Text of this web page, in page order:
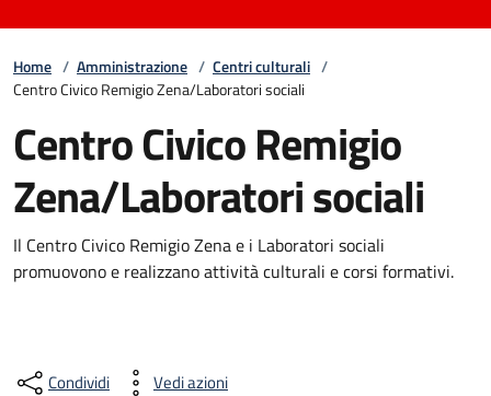
Home / Amministrazione / Centri culturali /
Centro Civico Remigio Zena/Laboratori sociali
Centro Civico Remigio
Zena/Laboratori sociali
Il Centro Civico Remigio Zena e i Laboratori sociali
promuovono e realizzano attività culturali e corsi formativi.
Condividi Vedi azioni